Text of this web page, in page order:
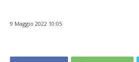
9 Maggio 2022 10:05